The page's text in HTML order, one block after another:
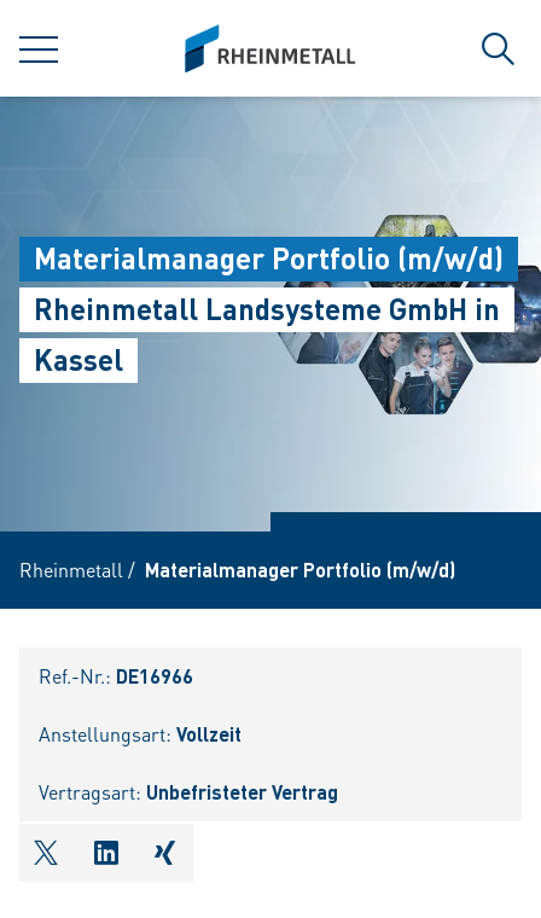
MENÜ
siteLogo
Materialmanager Portfolio (m/w/d)
Rheinmetall Landsysteme GmbH in
Kassel
Rheinmetall / Materialmanager Portfolio (m/w/d)
Ref.-Nr.: DE16966
Anstellungsart: Vollzeit
Vertragsart: Unbefristeter Vertrag
shareOntwitter
shareOnlinkedIn
shareOnxing